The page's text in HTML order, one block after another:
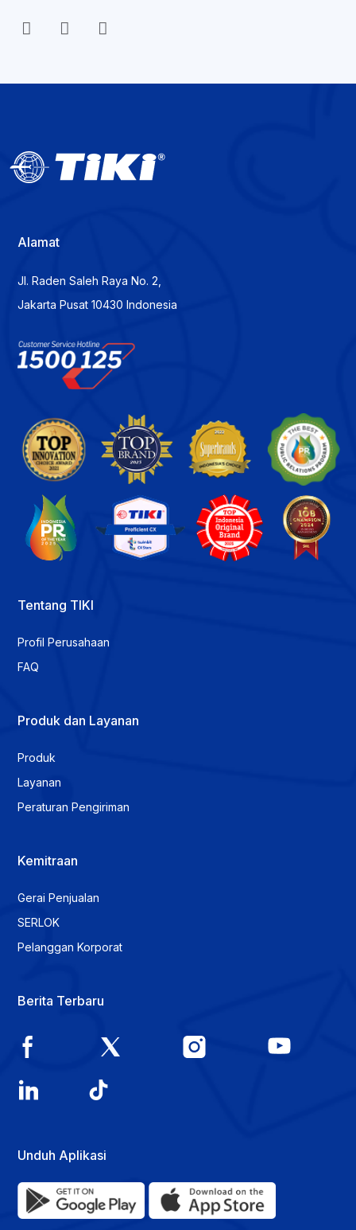
Alamat
Jl. Raden Saleh Raya No. 2,
Jakarta Pusat 10430 Indonesia
Tentang TIKI
Profil Perusahaan
FAQ
Produk dan Layanan
Produk
Layanan
Peraturan Pengiriman
Kemitraan
Gerai Penjualan
SERLOK
Pelanggan Korporat
Berita Terbaru
Unduh Aplikasi